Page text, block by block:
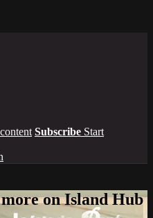
Subscribe Start
on Island Hub